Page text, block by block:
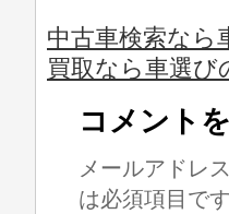
中古車検索なら
買取なら車選び
コメント
メールアドレ
は必須項目です